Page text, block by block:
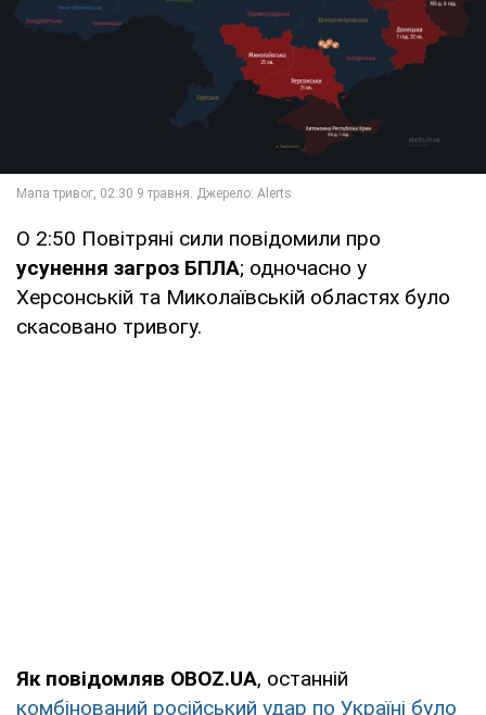
О 2:50 Повітряні сили повідомили про
усунення загроз БПЛА; одночасно у
Херсонській та Миколаївській областях було
скасовано тривогу.
Як повідомляв OBOZ.UA, останній
комбінований російський удар по Україні було